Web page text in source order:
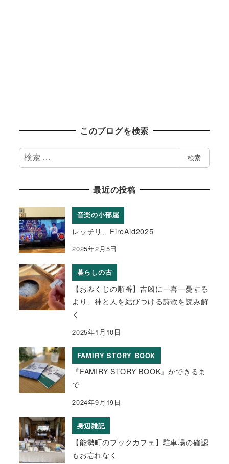
このブログを検索
検
索
検索
最近の投稿
音楽の小部屋
レッチリ、FireAid2025
2025年2月5日
暮らしの古
【おみくじの順番】吉凶に一喜一憂する
より、神と人を結びつける詩歌を読み解
く
2025年1月10日
FAMIRY STORY BOOK
『FAMIRY STORY BOOK』ができるま
で
2024年9月19日
身辺雑記
【能勢町のブックカフェ】駐車場の確認
もお忘れなく